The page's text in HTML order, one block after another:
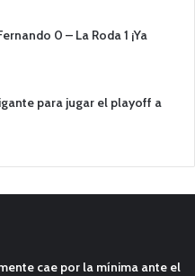
0 – La Roda 1 ¡Ya
para jugar el playoff a
cae por la mínima ante el